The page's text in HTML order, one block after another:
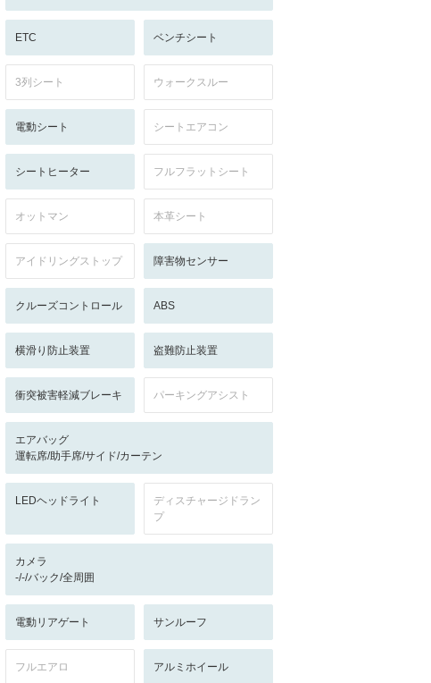
ETC ベンチシート
3列シート ウォークスルー
電動シート シートエアコン
シートヒーター フルフラットシート
オットマン 本革シート
アイドリングストップ 障害物センサー
クルーズコントロール ABS
横滑り防止装置 盗難防止装置
衝突被害軽減ブレーキ パーキングアシスト
エアバッグ
運転席/助手席/サイド/カーテン
LEDヘッドライト
ディスチャージドラン
プ
カメラ
-/-/バック/全周囲
電動リアゲート サンルーフ
フルエアロ アルミホイール